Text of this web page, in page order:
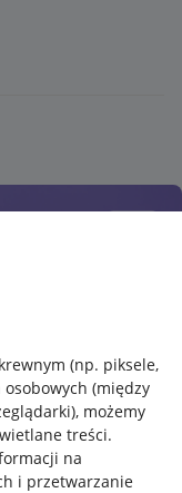
(np. piksele,
(między
, możemy
treści.
na
i przetwarzanie